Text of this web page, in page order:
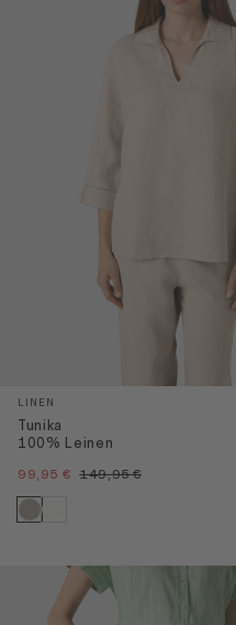
LINEN
Tunika
100% Leinen
99,95 € 149,95 €